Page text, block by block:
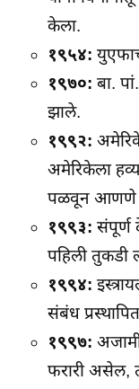
केला.
१९५४:
१९७०: बा.
झाले.
१९९२:
अमेरिकेला
पळवून आणणे
१९९३: संपूर्ण
पहिली तुकडी
१९९४:
संबंध
१९९७:
फरारी असेल,